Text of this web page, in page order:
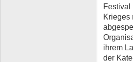
Festival
Krieges
ihrem
der